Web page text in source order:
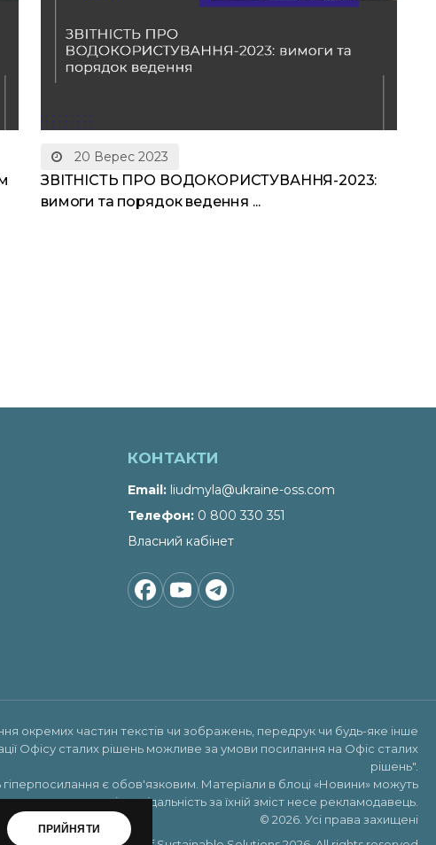
ПРИЙНЯТИ
20 Верес 2023
ЗВІТНІСТЬ ПРО ВОДОКОРИСТУВАННЯ-2023:
вимоги та порядок ведення ...
КОНТАКТИ
Email
liudmyla@ukraine-oss.com
Телефон 0 800 330 351
Власний кабінет
окремих частин текстів чи зображень, передрук чи будь-яке інше
Офісу сталих рішень можливе за умови посилання на Офіс сталих
рішень"
гіперпосилання є обов'язковим. Матеріали в блоці «Новини» можуть
правах реклами, відповідальність за їхній зміст несе рекламодавець.
© 2026. Усі права захищені